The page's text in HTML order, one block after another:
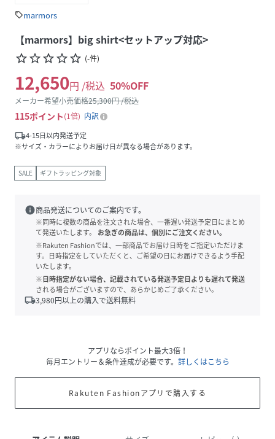
sellmarmors
【marmors】big shirt<セットアップ対応>
star_borderstar_borderstar_borderstar_borderstar_border (-件)
12,650円 /税込 50%OFF
メーカー希望小売価格25,300円 /税込
115ポイント 1倍
内訳
local_shipping4-15日以内発送予定
※サイズ・カラーによりお届け日が異なる場合があります。
SALE ギフトラッピング対象
info商品発送についてのご案内です。
※同時に複数の商品を注文された場合、一番遅い発送予定日にまとめ
て発送いたします。
お急ぎの商品は、個別にご注文ください。
※Rakuten Fashionでは、一部商品でお届け日時をご指定いただけま
す。日時指定をしていただくと、ご希望の日にお届けできるよう手配
いたします。
※日時指定がない場合、記載されている発送予定日よりも遅れて発送
される場合がございますので、あらかじめご了承ください。
local_shipping3,980円以上の購入で送料無料
アプリならポイント最大3倍！
毎月エントリー＆条件達成が必要です。 詳しくはこちら
Rakuten Fashionアプリで購入する